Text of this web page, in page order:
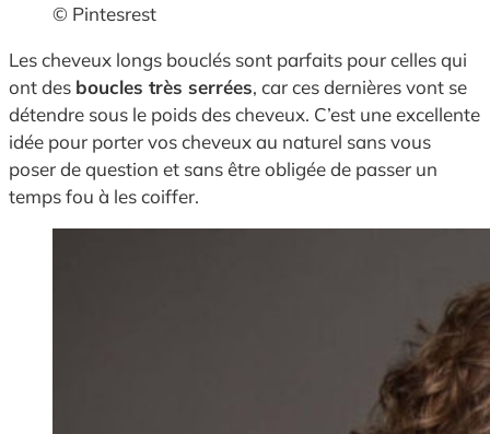
© Pintesrest
Les cheveux longs bouclés sont parfaits pour celles qui
ont des boucles très serrées, car ces dernières vont se
détendre sous le poids des cheveux. C’est une excellente
idée pour porter vos cheveux au naturel sans vous
poser de question et sans être obligée de passer un
temps fou à les coiffer.